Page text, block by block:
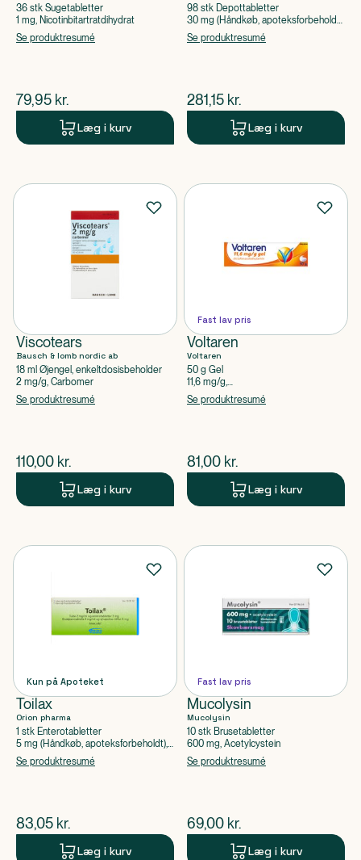
36 stk Sugetabletter
1 mg, Nicotinbitartratdihydrat
Se produktresumé
$nuværende pris
79,95 kr.
Læg i kurv
98 stk Depottabletter
30 mg (Håndkøb, apoteksforbeholdt),
Isosorbidmononitrat
Se produktresumé
$nuværende pris
281,15 kr.
Læg i kurv
Viscotears
Bausch & lomb nordic ab
18 ml Øjengel, enkeltdosisbeholder
2 mg/g, Carbomer
Se produktresumé
$nuværende pris
110,00 kr.
Læg i kurv
Fast lav pris
Voltaren
Voltaren
50 g Gel
11,6 mg/g,
Diclofenacdiethylammonium
Se produktresumé
$nuværende pris
81,00 kr.
Læg i kurv
Kun på Apoteket
Toilax
Orion pharma
1 stk Enterotabletter
5 mg (Håndkøb, apoteksforbeholdt),
Bisacodyl
Se produktresumé
$nuværende pris
83,05 kr.
Læg i kurv
Fast lav pris
Mucolysin
Mucolysin
10 stk Brusetabletter
600 mg, Acetylcystein
Se produktresumé
$nuværende pris
69,00 kr.
Læg i kurv